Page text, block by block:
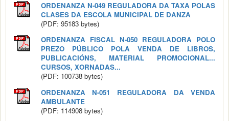
ORDENANZA N-049 REGULADORA DA TAXA POLAS
CLASES DA ESCOLA MUNICIPAL DE DANZA
(PDF: 95183 bytes)
ORDENANZA FISCAL N-050 REGULADORA POLO
PREZO PÚBLICO POLA VENDA DE LIBROS,
PUBLICACIÓNS, MATERIAL PROMOCIONAL...
CURSOS, XORNADAS...
(PDF: 100738 bytes)
ORDENANZA N-051 REGULADORA DA VENDA
AMBULANTE
(PDF: 114908 bytes)